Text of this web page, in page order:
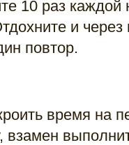
10 раз каждой
и через
повтор.
время на
взамен